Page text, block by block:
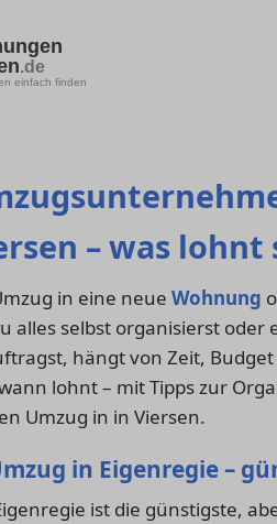
.de
einfach finden
– was
in eine neue Wohnung
alles selbst organisierst
hängt von Zeit,
lohnt – mit Tipps zur
Umzug in in Viersen.
in Eigenregie –
ist die günstigste,